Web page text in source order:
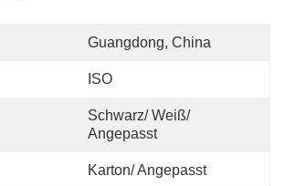
Guangdong, China
ISO
Schwarz/ Weiß/
Angepasst
Karton/ Angepasst